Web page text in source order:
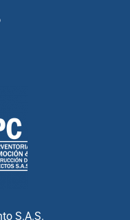
S.A.S.